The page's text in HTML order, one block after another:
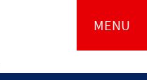
MENU